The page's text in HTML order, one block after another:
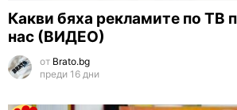
Какви бяха рекламите по ТВ
нас (ВИДЕО)
от Brato.bg
преди 16 дни